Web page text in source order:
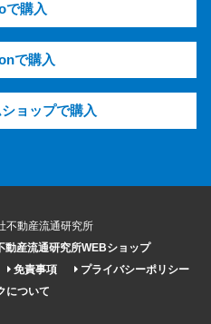
で購入
で購入
ョップで購入
不動産流通研究所
動産流通研究所WEBショップ
免責事項
プライバシーポリシー
について